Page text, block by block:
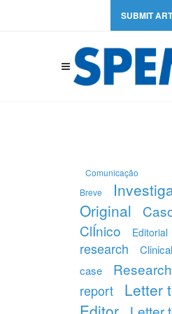
SUBMIT
Comunicação
Breve
Original
ClÍnico
Editorial
research
Clinical
case
Research
report
Letter